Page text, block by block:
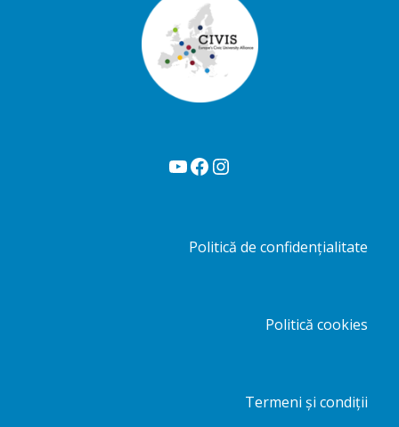
YouTube Facebook Instagram
Politică de confidențialitate
Politică cookies
Termeni și condiții